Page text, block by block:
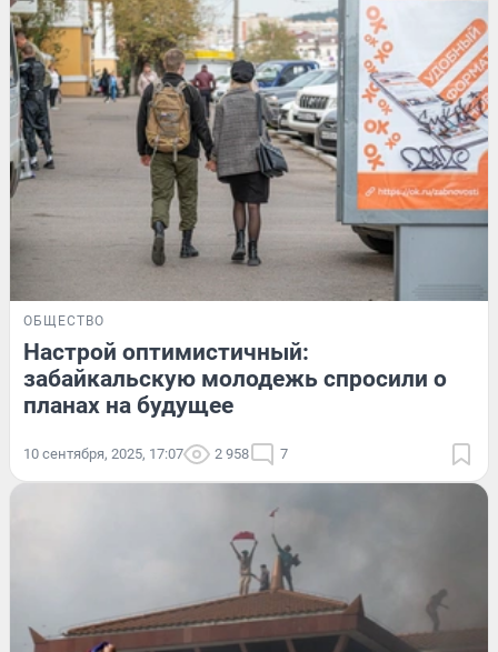
ОБЩЕСТВО
Настрой оптимистичный:
забайкальскую молодежь спросили о
планах на будущее
10 сентября, 2025, 17:07 2 958 7